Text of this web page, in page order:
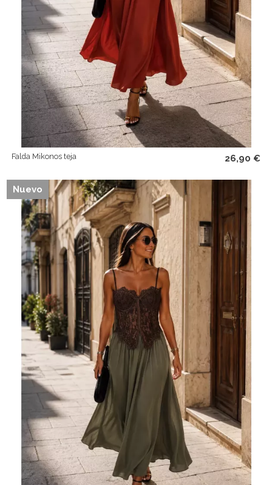
Falda Mikonos teja 26,90 €
Nuevo